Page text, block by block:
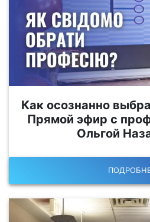
Как осознанно
Прямой эфир с
Ольгой